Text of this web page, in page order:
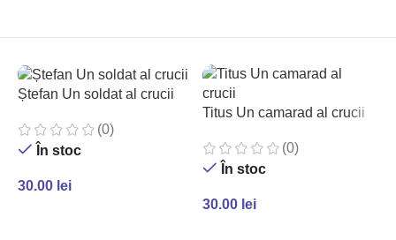
Ștefan Un soldat al crucii
(0)
În stoc
30.00 lei
Titus Un camarad al crucii
(0)
În stoc
30.00 lei